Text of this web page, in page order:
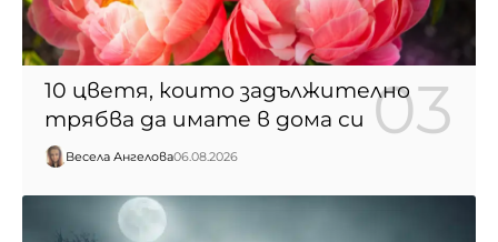
10 цветя, които задължително
трябва да имате в дома си
Весела Ангелова06.08.2026